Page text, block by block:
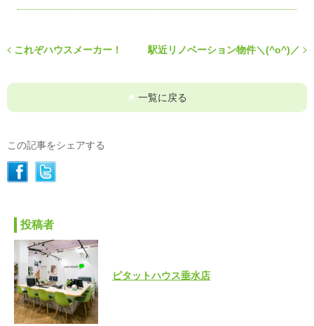
これぞハウスメーカー！ 駅近リノベーション物件＼(^o^)／
一覧に戻る
この記事をシェアする
投稿者
ピタットハウス垂水店